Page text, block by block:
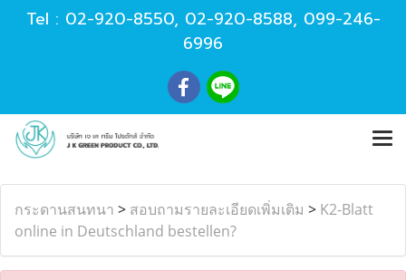
Tel : 02-920-8550, 02-920-8588, 099-246-
6996
กระดานสนทนา > สอบถามรายละเอียดเพิ่มเติม > K2-Blatt
online in Deutschland bestellen?